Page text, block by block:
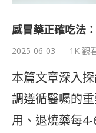
感冒藥正確吃法
2025-06-03 1K 觀
本篇文章深入
調遵循醫囑的
用、退燒藥每